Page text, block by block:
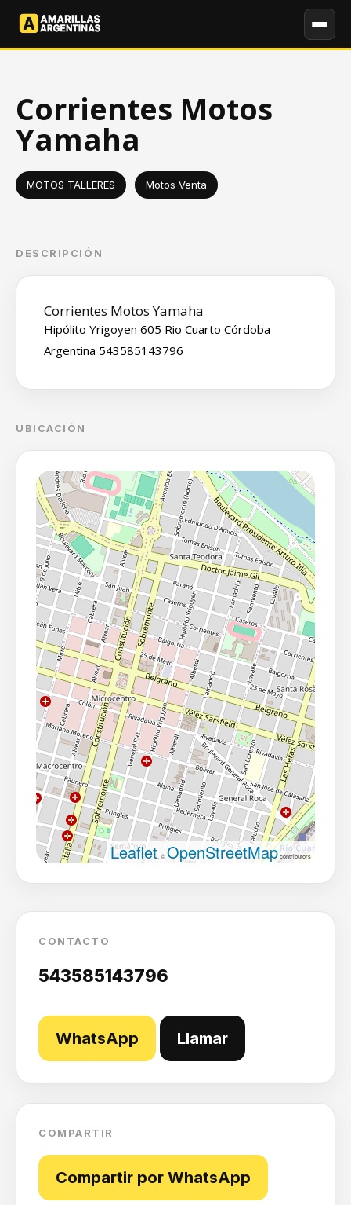
Corrientes Motos
Yamaha
MOTOS TALLERES Motos Venta
DESCRIPCIÓN
Corrientes Motos Yamaha
Hipólito Yrigoyen 605 Rio Cuarto Córdoba
Argentina 543585143796
UBICACIÓN
Leaflet , ©OpenStreetMapcontributors
CONTACTO
543585143796
WhatsApp Llamar
COMPARTIR
Compartir por WhatsApp